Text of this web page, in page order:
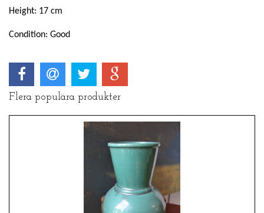
Height: 17 cm
Condition: Good
Flera populära produkter